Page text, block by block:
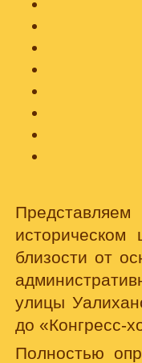
историческом
близости от
улицы
до «Конгресс-
Полностью